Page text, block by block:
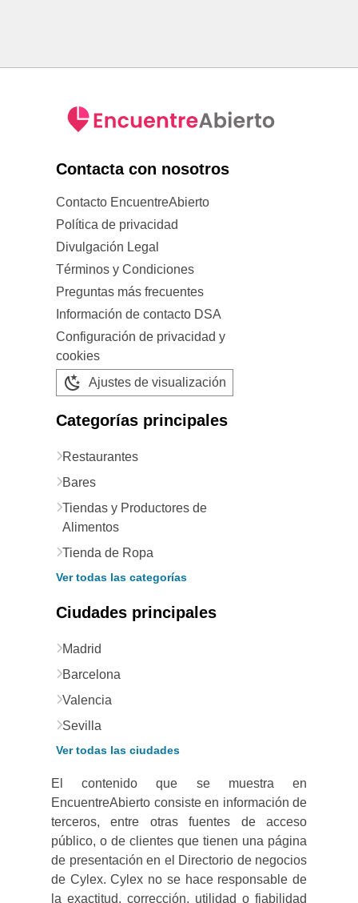
Contacta con nosotros
Contacto EncuentreAbierto
Política de privacidad
Divulgación Legal
Términos y Condiciones
Preguntas más frecuentes
Información de contacto DSA
Configuración de privacidad y
cookies
Ajustes de visualización
Categorías principales
Restaurantes
Bares
Tiendas y Productores de
Alimentos
Tienda de Ropa
Ver todas las categorías
Ciudades principales
Madrid
Barcelona
Valencia
Sevilla
Ver todas las ciudades
El contenido que se muestra en
EncuentreAbierto consiste en información de
terceros, entre otras fuentes de acceso
público, o de clientes que tienen una página
de presentación en el Directorio de negocios
de Cylex. Cylex no se hace responsable de
la exactitud, corrección, utilidad o fiabilidad